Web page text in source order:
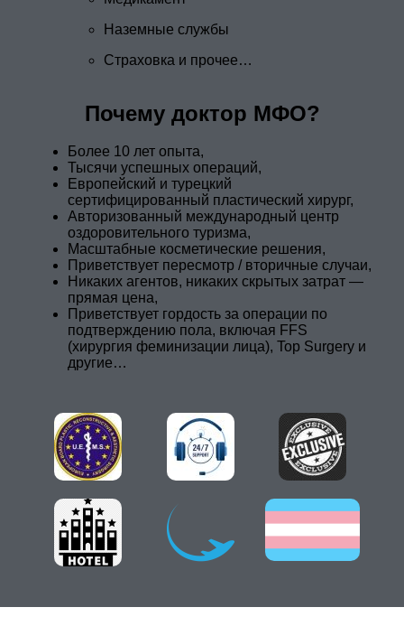
Наземные службы
Страховка и прочее…
Почему доктор МФО?
Более 10 лет опыта,
Тысячи успешных операций,
Европейский и турецкий
сертифицированный пластический хирург,
Авторизованный международный центр
оздоровительного туризма,
Масштабные косметические решения,
Приветствует пересмотр / вторичные случаи,
Никаких агентов, никаких скрытых затрат —
прямая цена,
Приветствует гордость за операции по
подтверждению пола, включая FFS
(хирургия феминизации лица), Top Surgery и
другие…